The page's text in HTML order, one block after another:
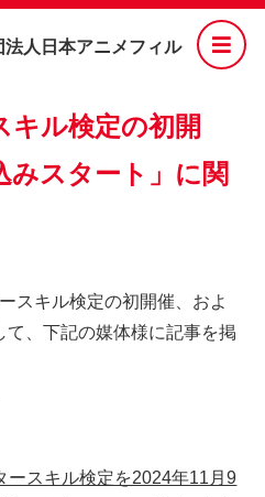
キル検定の初開
みスタート」に関
スキル検定の初開催、およ
、下記の媒体様に記事を掲
ースキル検定を2024年11月9